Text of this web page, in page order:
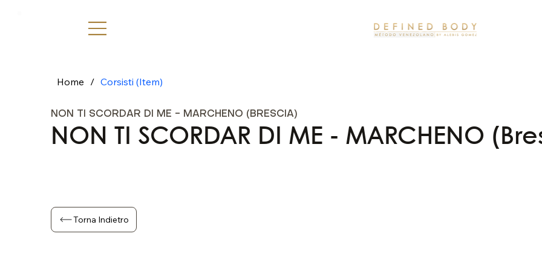
Home / Corsisti (Item)
NON TI SCORDAR DI ME - MARCHENO (BRESCIA)
NON TI SCORDAR DI ME - MARCHENO
Torna Indietro